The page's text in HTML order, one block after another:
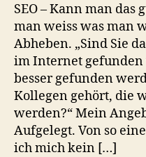
SEO – Kann man
man weiss was man
Abheben. „Sind Sie
im Internet gefunden
besser gefunden
Kollegen gehört, die
werden?“ Mein
Aufgelegt. Von so
ich mich kein […]